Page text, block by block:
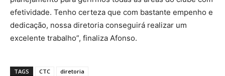
efetividade. Tenho certeza que com bastante empenho e
dedicação, nossa diretoria conseguirá realizar um
excelente trabalho”, finaliza Afonso.
TAGS CTC diretoria